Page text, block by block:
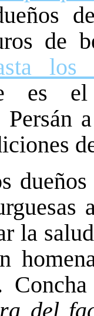
de
es el
Persán
la
del